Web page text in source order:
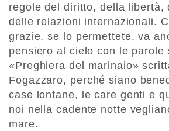
regole del diritto, della libertà,
delle relazioni internazionali.
grazie, se lo permettete, va
pensiero al cielo con le parole
«Preghiera del marinaio»
Fogazzaro, perché siano
case lontane, le care genti e
noi nella cadente notte
mare.